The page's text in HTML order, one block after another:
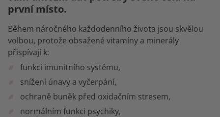
první místo.
Během náročného každodenního života jsou skvělou
volbou, protože obsažené vitamíny a minerály
přispívají k:
funkci imunitního systému,
snížení únavy a vyčerpání,
ochraně buněk před oxidačním stresem,
normálním funkci psychiky,